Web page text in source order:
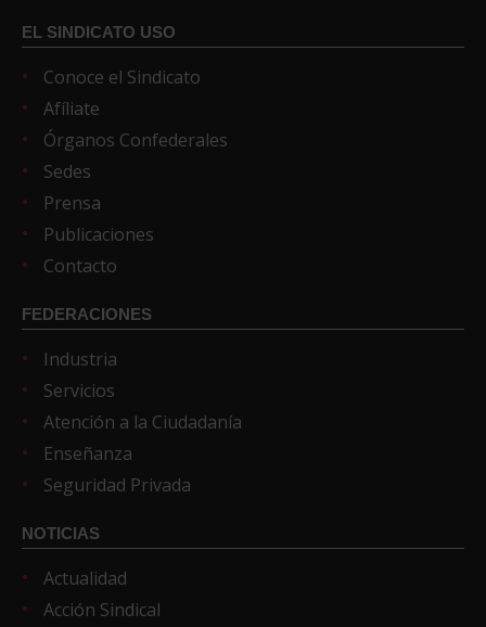
EL SINDICATO USO
Conoce el Sindicato
Afíliate
Órganos Confederales
Sedes
Prensa
Publicaciones
Contacto
FEDERACIONES
Industria
Servicios
Atención a la Ciudadanía
Enseñanza
Seguridad Privada
NOTICIAS
Actualidad
Acción Sindical